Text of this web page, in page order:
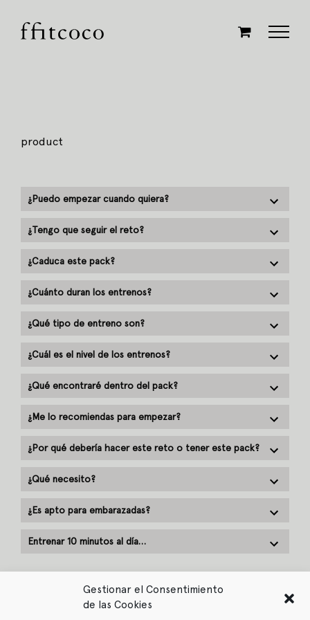
Gestionar el Consentimiento
de las Cookies
contenido
product
¿Puedo empezar cuando quiera?
¿Tengo que seguir el reto?
¿Caduca este pack?
¿Cuánto duran los entrenos?
¿Qué tipo de entreno son?
¿Cuál es el nivel de los entrenos?
¿Qué encontraré dentro del pack?
¿Me lo recomiendas para empezar?
¿Por qué debería hacer este reto o tener este pack?
¿Qué necesito?
¿Es apto para embarazadas?
Entrenar 10 minutos al día…